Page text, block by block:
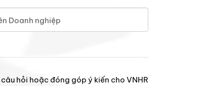
Doanh nghiệp
hỏi hoặc đóng góp ý kiến cho VNHR